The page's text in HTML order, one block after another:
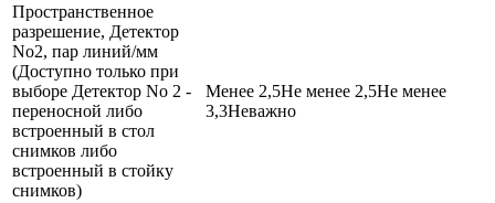
Пространственное
разрешение, Детектор
No2, пар линий/мм
(Доступно только при
выборе Детектор No 2 -
переносной либо
встроенный в стол
снимков либо
встроенный в стойку
снимков)
Менее 2,5Не менее 2,5Не менее
3,3Неважно